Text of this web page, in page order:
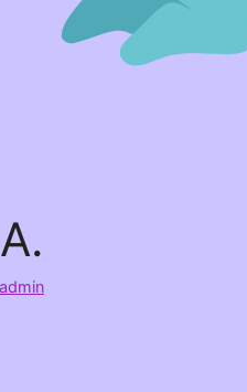
admin